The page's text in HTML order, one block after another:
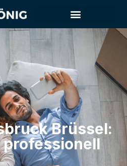
Brüssel:
professionell​